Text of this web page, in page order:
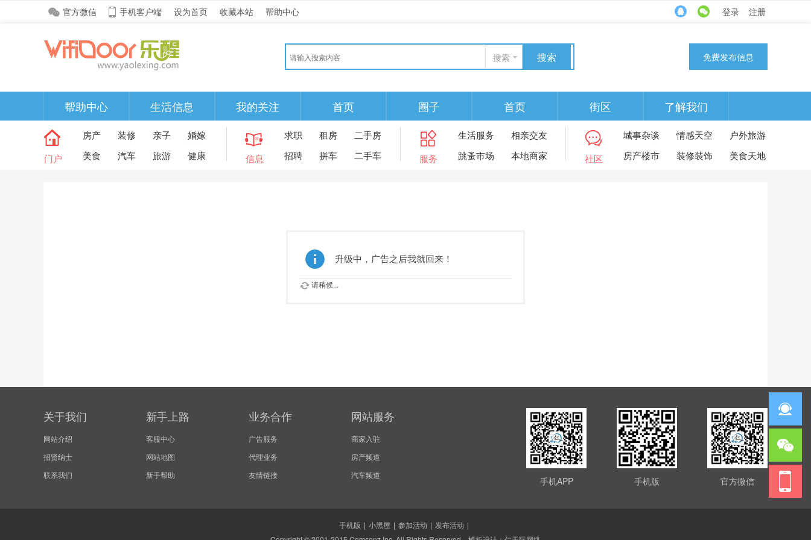
官方微信 手机客户端 设为首页 收藏本站 帮助中心 登录 注册
搜索 搜索 免费发布信息
帮助中心 生活信息 我的关注 首页 圈子 首页 街区 了解我们
门户
房产 装修 亲子
婚嫁
美食
汽车 旅游 健康 信息
求职 租房
二手房
招聘
拼车 二手车 服务
生活服务
相亲交友
跳蚤市场
本地商家 社区
城事杂谈 情感天空
户外旅游
房产楼市
装修装饰 美食天地
升级中，广告之后我就回来！
请稍候...
关于我们
网站介绍
招贤纳士
联系我们
新手上路
客服中心
网站地图
新手帮助
业务合作
广告服务
代理业务
友情链接
网站服务
商家入驻
房产频道
汽车频道
官方微信
手机版
手机APP
手机版 | 小黑屋 | 参加活动 | 发布活动 |